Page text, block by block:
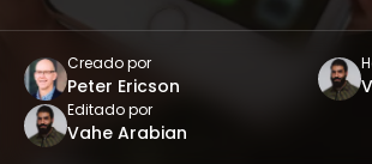
Creado por
Peter Ericson
Editado por
Vahe Arabian